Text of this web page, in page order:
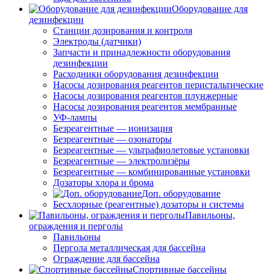
Оборудование для
дезинфекции
Станции дозирования и контроля
Электроды (датчики)
Запчасти и принадлежности оборудования
дезинфекции
Расходники оборудования дезинфекции
Насосы дозирования реагентов перистальтические
Насосы дозирования реагентов плунжерные
Насосы дозирования реагентов мембранные
УФ-лампы
Безреагентные — ионизация
Безреагентные — озонаторы
Безреагентные — ультрафиолетовые установки
Безреагентные — электролизёры
Безреагентные — комбинированные установки
Дозаторы хлора и брома
Доп. оборудование
Бесхлорные (реагентные) дозаторы и системы
Павильоны,
ограждения и перголы
Павильоны
Пергола металлическая для бассейна
Ограждение для бассейна
Спортивные бассейны